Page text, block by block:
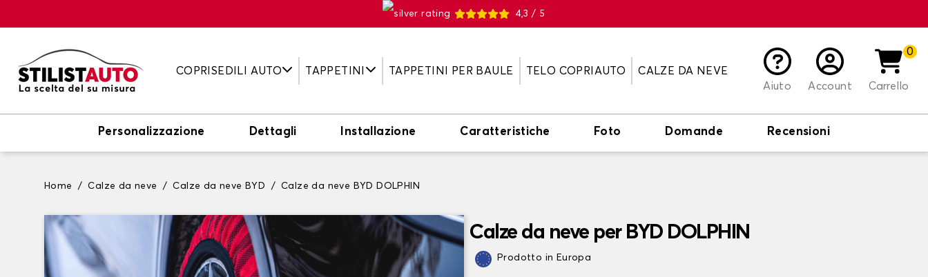
4,3 / 5
COPRISEDILI AUTO TAPPETINI TAPPETINI PER BAULE TELO COPRIAUTO
CALZE DA NEVE
Aiuto
Account
0
Carrello
Personalizzazione Dettagli Installazione Caratteristiche Foto Domande Recensioni
Home Calze da neve Calze da neve BYD Calze da neve BYD DOLPHIN
Calze da neve per BYD DOLPHIN
Prodotto in Europa